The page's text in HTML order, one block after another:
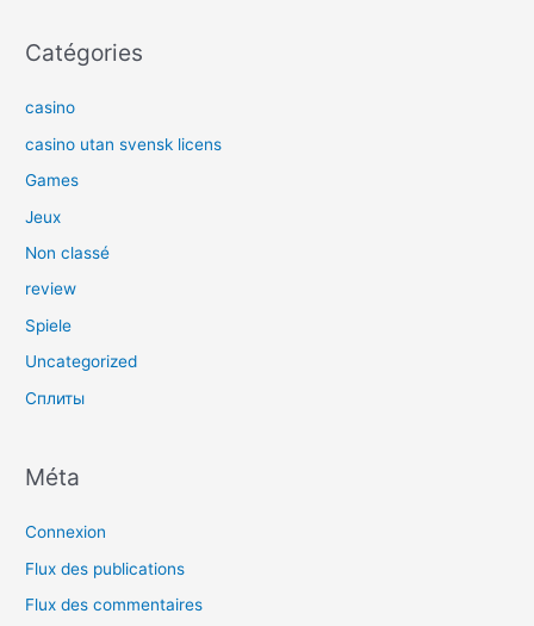
Catégories
casino
casino utan svensk licens
Games
Jeux
Non classé
review
Spiele
Uncategorized
Сплиты
Méta
Connexion
Flux des publications
Flux des commentaires